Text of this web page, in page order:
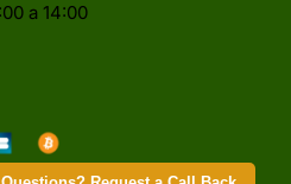
a 14:00